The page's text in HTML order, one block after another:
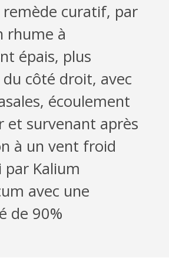
remède curatif, par
rhume à
épais, plus
côté droit, avec
écoulement
et survenant après
à un vent froid
par Kalium
avec une
de 90%